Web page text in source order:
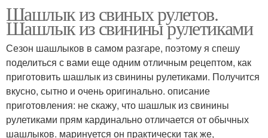
Шашлык из свиных рулетов.
Шашлык из свинины рулетиками
Сезон шашлыков в самом разгаре, поэтому я спешу
поделиться с вами еще одним отличным рецептом, как
приготовить шашлык из свинины рулетиками. Получится
вкусно, сытно и очень оригинально. описание
приготовления: не скажу, что шашлык из свинины
рулетиками прям кардинально отличается от обычных
шашлыков. маринуется он практически так же,